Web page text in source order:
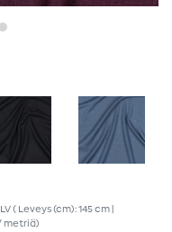
( Leveys (cm): 145 cm |
/ metriä)